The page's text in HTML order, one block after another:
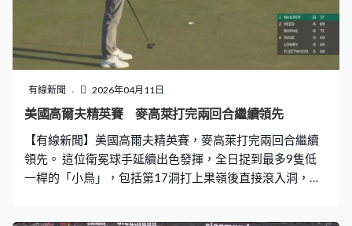
有線新聞 2026年04月11日
美國高爾夫精英賽 麥高萊打完兩回合繼續領先
【有線新聞】美國高爾夫精英賽，麥高萊打完兩回合繼續
領先。 這位衛冕球手延續出色發揮，全日捉到最多9隻低
一桿的「小鳥」，包括第17洞打上果嶺後直接滾入洞，引